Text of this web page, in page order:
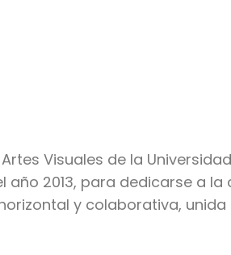
Visuales de la
2013, para dedicarse a la
y colaborativa,